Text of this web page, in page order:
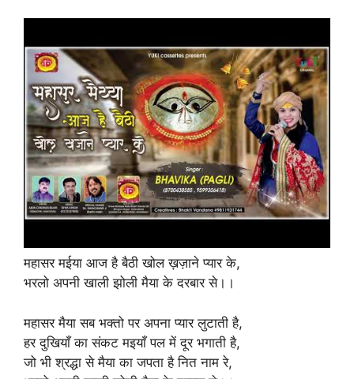
महासर मईया आज है बैठी खोल ख़ज़ाने प्यार के,
भरलो अपनी खाली झोली मैया के दरबार से।।
महासर मैया सब भक्तो पर अपना प्यार लुटाती है,
हर दुखियाँ का संकट मइयाँ पल में दूर भगाती है,
जो भी श्रद्धा से मैया का जपता है नित नाम रे,